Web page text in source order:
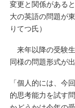
変更と関係がある
大の英語の問題が
りてつ氏）
来年以降の受験
同様の問題形式が
「個人的には、今
的思考能力を試す